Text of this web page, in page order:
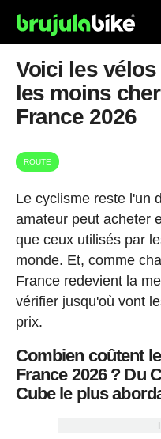
Voici les
les moins
France 2026
ROUTE
Le cyclisme reste l'un
amateur peut acheter
que ceux utilisés par
monde. Et, comme
France redevient la
vérifier jusqu'où vont
prix.
Combien coûtent
France 2026 ? Du
Cube le plus